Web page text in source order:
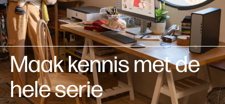
Maak kennis met de
hele serie